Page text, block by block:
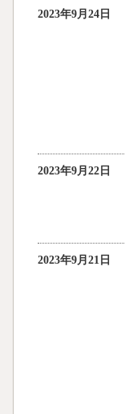
2023年9月24日
2023年9月22日
2023年9月21日